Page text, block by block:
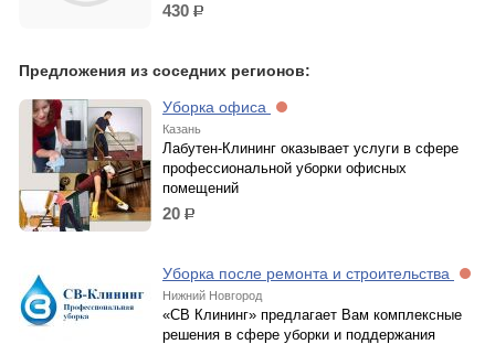
430 р.
Предложения из соседних регионов:
Уборка офиса
Казань
Лабутен-Клининг оказывает услуги в сфере
профессиональной уборки офисных
помещений
20 р.
Уборка после ремонта и строительства
Нижний Новгород
«СВ Клининг» предлагает Вам комплексные
решения в сфере уборки и поддержания